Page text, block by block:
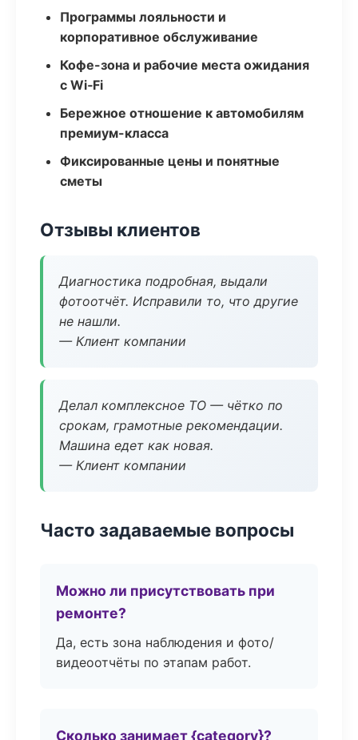
Программы лояльности и
корпоративное обслуживание
Кофе-зона и рабочие места ожидания
с Wi‑Fi
Бережное отношение к автомобилям
премиум-класса
Фиксированные цены и понятные
сметы
Отзывы клиентов
Диагностика подробная, выдали
фотоотчёт. Исправили то, что другие
не нашли.
— Клиент компании
Делал комплексное ТО — чётко по
срокам, грамотные рекомендации.
Машина едет как новая.
— Клиент компании
Часто задаваемые вопросы
Можно ли присутствовать при
ремонте?
Да, есть зона наблюдения и фото/
видеоотчёты по этапам работ.
Сколько занимает {category}?